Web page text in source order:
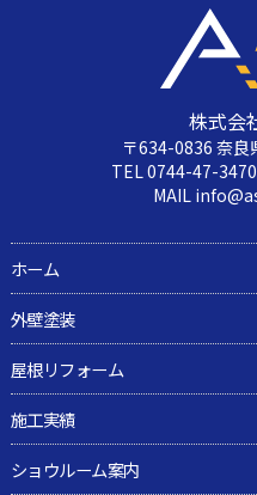
株式会
〒634-0836 奈
TEL 0744-47-
MAIL
ホーム
外壁塗装
屋根リフォーム
施工実績
ショウルーム案内